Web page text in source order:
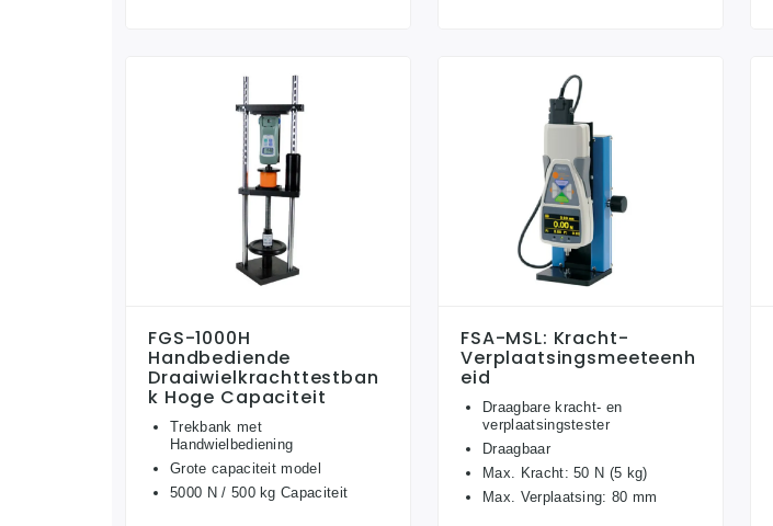
FGS-1000H
Handbediende
Draaiwielkrachttestban
K Hoge Capaciteit
Trekbank met
Handwielbediening
Grote capaciteit model
5000 N / 500 kg Capaciteit
FSA-MSL: Kracht-
Verplaatsingsmeeteenh
Eid
Draagbare kracht- en
verplaatsingstester
Draagbaar
Max. Kracht: 50 N (5 kg)
Max. Verplaatsing: 80 mm